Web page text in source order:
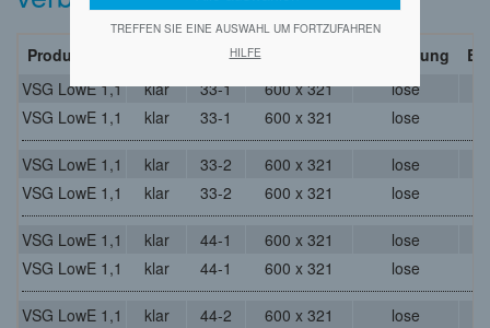
TREFFEN SIE EINE AUSWAHL UM FORTZUFAHREN
HILFE
Produkt Dicke Abmessung Verpackung
VSG LowE 1,1
klar 33-1 600 x 321
lose
VSG LowE 1,1
klar 33-1 600 x 321 lose
VSG LowE 1,1 klar 33-2 600 x 321
lose
VSG LowE 1,1
klar 33-2 600 x 321 lose
VSG LowE 1,1 klar 44-1 600 x 321
lose
VSG LowE 1,1
klar 44-1 600 x 321 lose
VSG LowE 1,1 klar 44-2 600 x 321
lose